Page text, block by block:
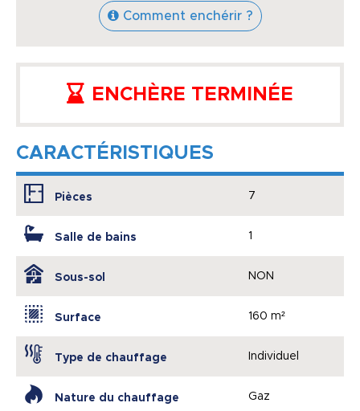
Comment enchérir ?
ENCHÈRE TERMINÉE
CARACTÉRISTIQUES
Pièces 7
Salle de bains 1
Sous-sol NON
Surface 160 m²
Type de chauffage Individuel
Nature du chauffage Gaz